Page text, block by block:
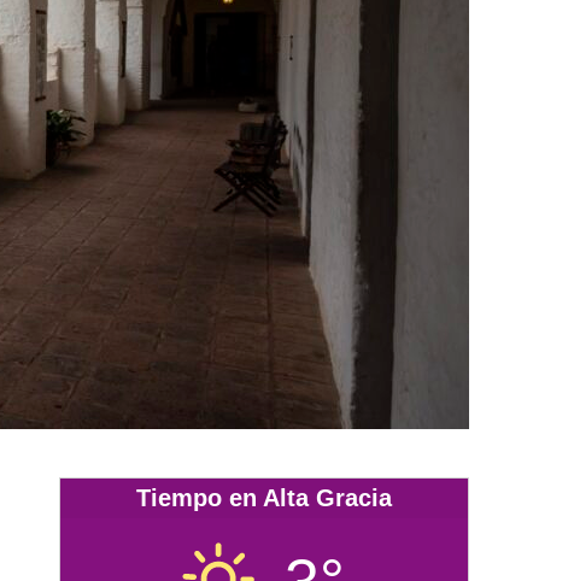
Tiempo en Alta Gracia